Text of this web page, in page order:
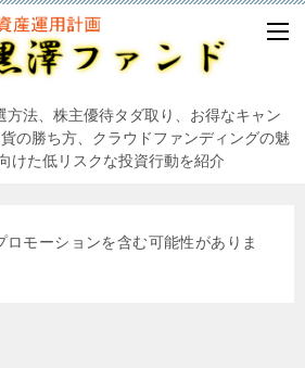
方法、株主優待タダ取り、お得なキャン
の勝ち方、クラウドファンディングの魅
けた低リスクな投資行動を紹介
ロモーションを含む可能性がありま